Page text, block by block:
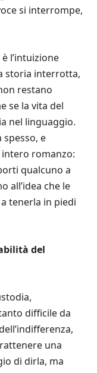
si interrompe,
l’intuizione
storia interrotta,
restano
se la vita del
nel linguaggio.
e
romanzo:
qualcuno a
all’idea che le
tenerla in piedi
del
difficile da
una
di dirla, ma